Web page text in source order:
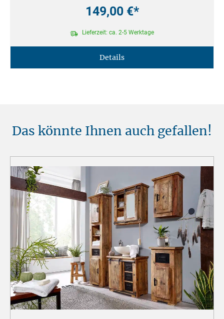
149,00 €*
Lieferzeit: ca. 2-5 Werktage
Details
Das könnte Ihnen auch gefallen!